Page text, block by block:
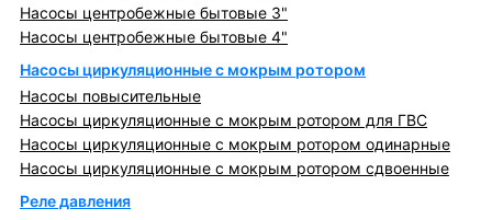
Насосы центробежные бытовые 3"
Насосы центробежные бытовые 4"
Насосы циркуляционные с мокрым ротором
Насосы повысительные
Насосы циркуляционные с мокрым ротором для ГВС
Насосы циркуляционные с мокрым ротором одинарные
Насосы циркуляционные с мокрым ротором сдвоенные
Реле давления